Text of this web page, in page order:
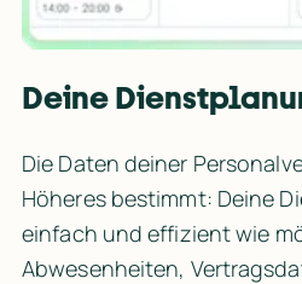
Deine
Die Daten deiner
Höheres bestimmt: Deine
einfach und effizient wie
Abwesenheiten,